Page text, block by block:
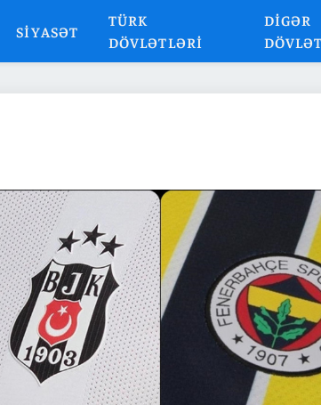
SIYASƏT
TÜRK
DÖVLƏTLƏRI
DIGƏR